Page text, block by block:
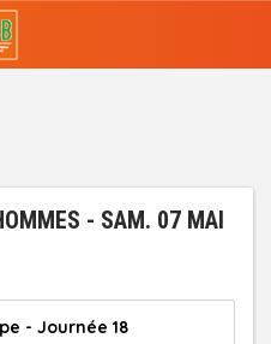
- SAM. 07 MAI
- Journée 18